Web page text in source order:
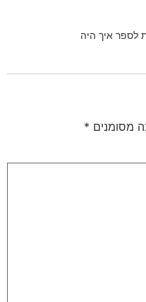
לספר איך היה
מסומנים *